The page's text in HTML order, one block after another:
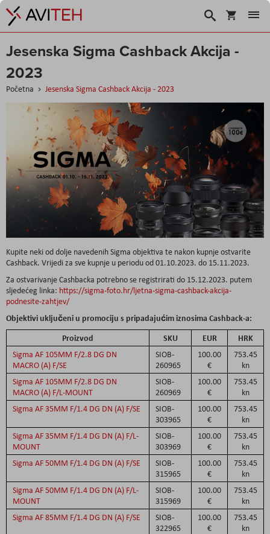
Košarica
Traži
Jesenska Sigma Cashback Akcija -
2023
Početna Jesenska Sigma Cashback Akcija - 2023
Kupite neki od dolje navedenih Sigma objektiva te nakon kupnje ostvarite
Cashback. Vrijedi za sve kupnje u periodu od 01.10.2023. do 15.11.2023.
Za ostvarivanje Cashbacka potrebno se registrirati do 15.12.2023. putem
sljedećeg linka: https://sigma-foto.hr/ljetna-sigma-cashback-akcija-
podnesite-zahtjev/
Objektivi uključeni u promociju s pripadajućim iznosima Cashback-a:
Proizvod
SKU EUR HRK
Sigma AF 105MM F/2.8 DG DN
MACRO (A) F/SE
SIOB-
260965
100.00
€
753.45
kn
Sigma AF 105MM F/2.8 DG DN
MACRO (A) F/L-MOUNT
SIOB-
260969
100.00
€
753.45
kn
Sigma AF 35MM F/1.4 DG DN (A) F/SE
SIOB-
303965
100.00
€
753.45
kn
Sigma AF 35MM F/1.4 DG DN (A) F/L-
MOUNT
SIOB-
303969
100.00
€
753.45
kn
Sigma AF 50MM F/1.4 DG DN (A) F/SE
SIOB-
315965
100.00
€
753.45
kn
Sigma AF 50MM F/1.4 DG DN (A) F/L-
MOUNT
SIOB-
315969
100.00
€
753.45
kn
Sigma AF 85MM F/1.4 DG DN (A) F/SE
SIOB-
322965
100.00
€
753.45
kn